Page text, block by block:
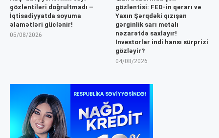
gözləntiləri doğrultmadı –
İqtisadiyyatda soyuma
əlamətləri güclənir!
05/08/2026
gözləntisi: FED-in qərarı və
Yaxın Şərqdəki qızışan
gərginlik sarı metalı
nəzarətdə saxlayır!
İnvestorlar indi hansı sürprizi
gözləyir?
04/08/2026